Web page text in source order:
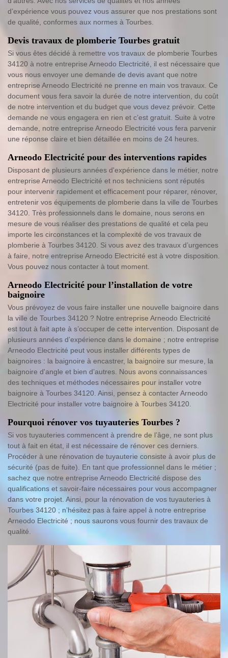
d’expérience vous pouvez vous assurer que nos prestations sont
de qualité, conformes aux normes à Tourbes.
Devis travaux de plomberie Tourbes gratuit
Si vous êtes décidé à remettre vos travaux de plomberie Tourbes
34120 à notre entreprise Arneodo Electricité, il est nécessaire que
vous nous envoyer une demande de devis avant que notre
entreprise Arneodo Electricité ne prenne en main vos travaux. Ce
document vous fera savoir la durée de notre intervention, du coût
de notre intervention et du budget que vous devez prévoir. Cette
demande ne vous engagera en rien et c’est gratuit. Suite à votre
demande, notre entreprise Arneodo Electricité vous fera parvenir
une réponse claire et bien détaillée en moins de 24 heures.
Arneodo Electricité pour des interventions rapides
Disposant de plusieurs années d'expérience dans le métier, notre
entreprise Arneodo Electricité et nos techniciens sont réputés
pour intervenir rapidement et efficacement pour réparer, rénover,
entretenir vos équipements de plomberie dans la ville de Tourbes
34120. Très professionnels dans le domaine, nous serons en
mesure de vous réaliser des prestations de qualité et cela peu
importe les circonstances et la complexité de vos travaux de
plomberie à Tourbes 34120. Si vous avez des travaux d’urgences
à faire, notre entreprise Arneodo Electricité est à votre disposition.
Vous pouvez nous contacter à tout moment.
Arneodo Electricité pour l’installation de votre
baignoire
Vous prévoyez de vous faire installer une nouvelle baignoire dans
la ville de Tourbes 34120 ? Notre entreprise Arneodo Electricité
est tout à fait apte à s’occuper de cette intervention. Disposant de
plusieurs années d’expérience dans le domaine ; notre entreprise
Arneodo Electricité peut vous installer différents types de
baignoires : la baignoire à encastrer, la baignoire sur mesure, la
baignoire d'angle et bien d’autres. Nous avons connaissances
des techniques et méthodes nécessaires pour installer votre
baignoire à Tourbes 34120. Ainsi, pensez à contacter Arneodo
Electricité pour installer votre baignoire à Tourbes 34120.
Pourquoi rénover vos tuyauteries Tourbes ?
Si vos tuyauteries commencent à prendre de l’âge, ne sont plus
tout à fait en état, il est nécessaire de rénover ces derniers.
Procéder à une rénovation de tuyauterie consiste à avoir plus de
sécurité (pas de fuite). En tant que professionnel dans le métier ;
sachez que notre entreprise Arneodo Electricité dispose des
qualifications et savoir-faire nécessaires pour vous accompagner
dans votre projet. Ainsi, pour la rénovation de vos tuyauteries à
Tourbes 34120 ; n’hésitez pas à faire appel à notre entreprise
Arneodo Electricité ; nous saurons vous fournir des travaux de
qualité.